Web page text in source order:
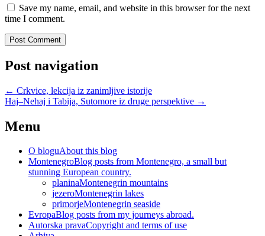
Save my name, email, and website in this browser for the next
time I comment.
Post navigation
← Crkvice, lekcija iz zanimljive istorije
Haj–Nehaj i Tabija, Sutomore iz druge perspektive →
Menu
O bloguAbout this blog
MontenegroBlog posts from Montenegro, a small but
stunning European country.
planinaMontenegrin mountains
jezeroMontenegrin lakes
primorjeMontenegrin seaside
EvropaBlog posts from my journeys abroad.
Autorska pravaCopyright and terms of use